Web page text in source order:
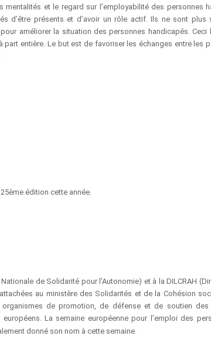
et le regard sur l’employabilité des personnes
d’être présents et d’avoir un rôle actif. Ils ne sont plus
améliorer la situation des personnes handicapés. Ceci
entière. Le but est de favoriser les échanges entre les
édition cette année.
de Solidarité pour l’Autonomie) et à la DILCRAH
au ministère des Solidarités et de la Cohésion
organismes de promotion, de défense et de soutien
La semaine européenne pour l’emploi des
donné son nom à cette semaine.